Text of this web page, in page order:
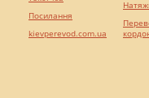
Посилання
kievperevod.com.ua